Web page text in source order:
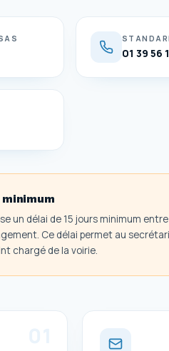
01 39 56
minimum
un délai de 15 jours minimum
Ce délai permet au
chargé de la voirie.